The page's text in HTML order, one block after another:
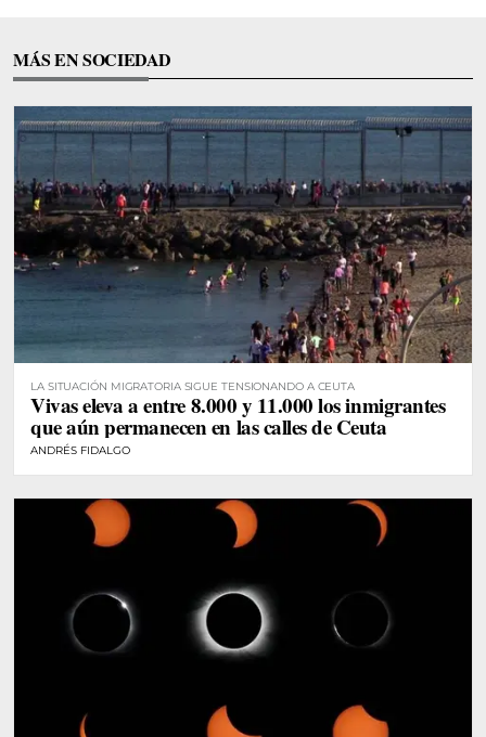
MÁS EN SOCIEDAD
LA SITUACIÓN MIGRATORIA SIGUE TENSIONANDO A CEUTA
Vivas eleva a entre 8.000 y 11.000 los inmigrantes
que aún permanecen en las calles de Ceuta
ANDRÉS FIDALGO